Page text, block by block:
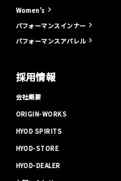
Women's
パフォーマンスインナー
パフォーマンスアパレル
採用情報
会社概要
ORIGIN-WORKS
HYOD SPIRITS
HYOD-STORE
HYOD-DEALER